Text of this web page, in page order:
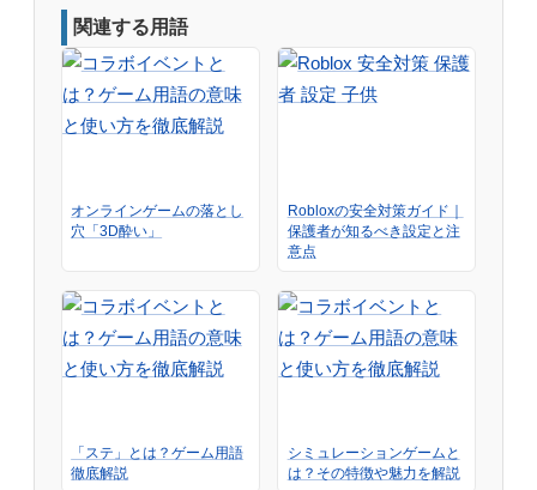
関連する用語
オンラインゲームの落とし
穴「3D酔い」
Robloxの安全対策ガイド｜
保護者が知るべき設定と注
意点
「ステ」とは？ゲーム用語
徹底解説
シミュレーションゲームと
は？その特徴や魅力を解説